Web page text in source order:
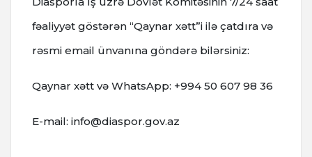
fəaliyyət göstərən “Qaynar xətt”i ilə çatdıra və
rəsmi email ünvanına göndərə bilərsiniz:
Qaynar xətt və WhatsApp: +994 50 607 98 36
E-mail: info@diaspor.gov.az